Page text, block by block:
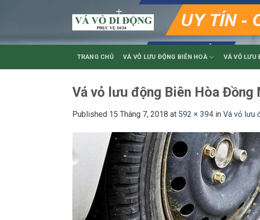
TRANG CHỦ VÁ VỎ LƯU ĐỘNG BIÊN HOÀ VÁ VỎ LƯU
Vá vỏ lưu động Biên Hòa Đồng
Published 15 Tháng 7, 2018 at 592 × 394 in Vá vỏ lưu